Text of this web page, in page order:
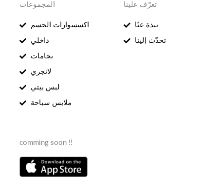
المجموعات
اكسسوارات الجسم
داخلي
بجامات
لانجري
لبس بيتي
ملابس سباحة
تعرّف علينا
نبذة عنّا
تحدّث إلينا
comming soon !!